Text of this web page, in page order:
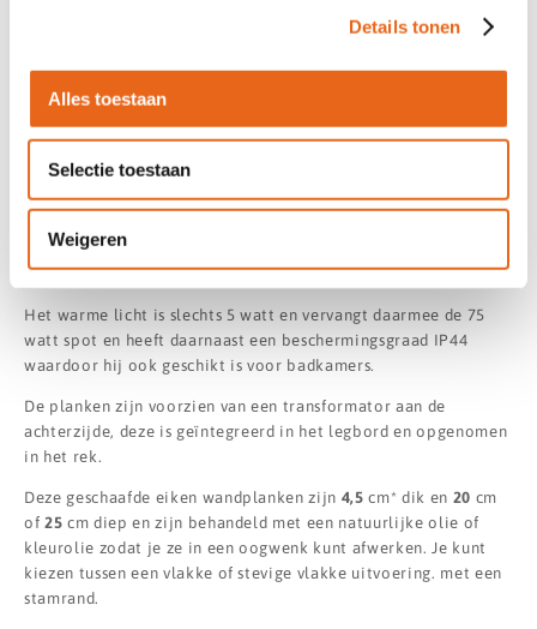
Details tonen
Alles toestaan
Selectie toestaan
Weigeren
Productinformatie
Omdat we een groeiende vraag zien naar wandplanken, met
ingebouwde RGBWW Verlichting, zijn we er trots op deze van
nature mooie planken aan te kunnen bieden, bijvoorbeeld
ideaal in keukens boven werkbladen of op kantoor boven het
warm licht uitstraalt. De behuizing van de dimbare spots is van
zwart gelakt aluminium, passend bij het natuurlijke eikenhout.
Het warme licht is slechts 5 watt en vervangt daarmee de 75
watt spot en heeft daarnaast een beschermingsgraad IP44
waardoor hij ook geschikt is voor badkamers.
De planken zijn voorzien van een transformator aan de
achterzijde, deze is geïntegreerd in het legbord en opgenomen
in het rek.
Deze geschaafde eiken wandplanken zijn 4,5 cm* dik en 20 cm
of 25 cm diep en zijn behandeld met een natuurlijke olie of
kleurolie zodat je ze in een oogwenk kunt afwerken. Je kunt
kiezen tussen een vlakke of stevige vlakke uitvoering. met een
stamrand.